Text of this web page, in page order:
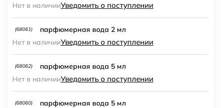
Нет в наличииУведомить о поступлении
(68061)
парфюмерная вода 2 мл
Нет в наличииУведомить о поступлении
(68062)
парфюмерная вода 5 мл
Нет в наличииУведомить о поступлении
(68060)
парфюмерная вода 5 мл